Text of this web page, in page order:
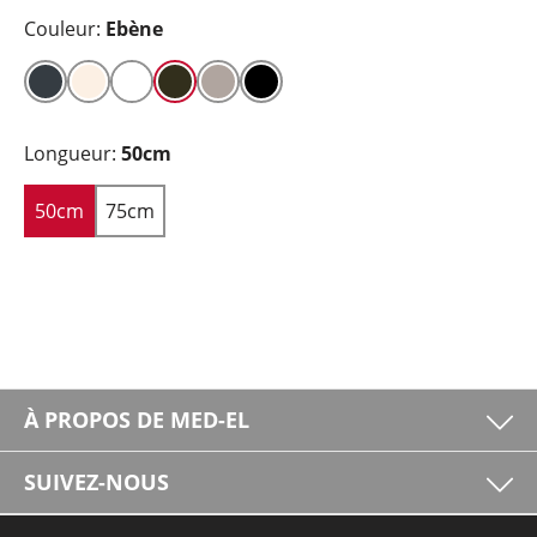
Couleur: Ebène
Longueur: 50cm
50cm 75cm
À PROPOS DE MED-EL
SUIVEZ-NOUS